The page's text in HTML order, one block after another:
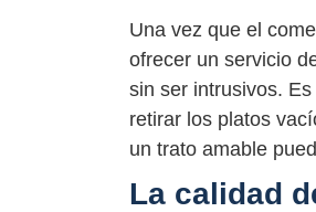
Una vez que el
ofrecer un servicio
sin ser intrusivos.
retirar los platos
un trato amable
La calidad